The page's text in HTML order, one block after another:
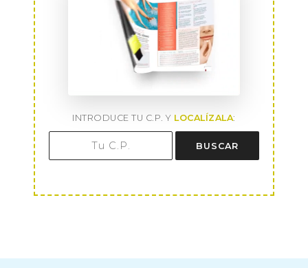
INTRODUCE TU C.P. Y LOCALÍZALA:
BUSCAR